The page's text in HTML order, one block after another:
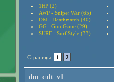
1HP (2)
AWP - Sniper War (65)
DM - Deathmatch (40)
GG - Gun Game (29)
SURF - Surf Style (33)
Страницы: 1 2
dm_cult_v1